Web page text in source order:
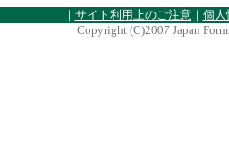
｜ サイト利用上のご注意｜ 個人
Copyright (C)2007 Japan